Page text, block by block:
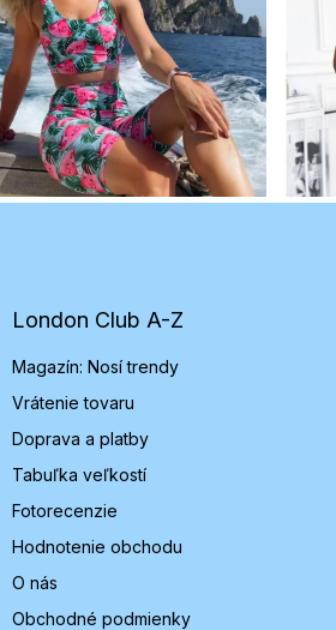
e
London Club A-Z
Magazín: Nosí trendy
Vrátenie tovaru
Doprava a platby
Tabuľka veľkostí
Fotorecenzie
Hodnotenie obchodu
O nás
Obchodné podmienky